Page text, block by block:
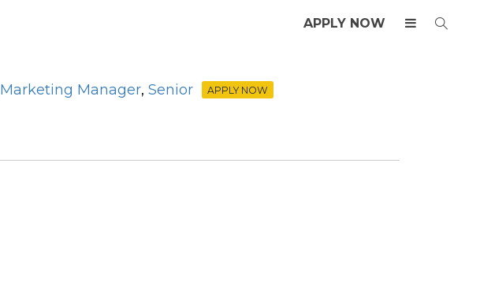
APPLY NOW
Marketing Manager,Senior APPLY NOW